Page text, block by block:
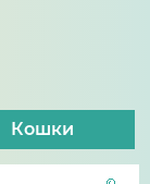
Кошки